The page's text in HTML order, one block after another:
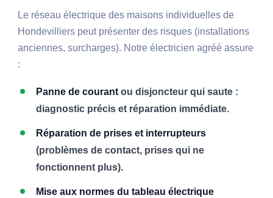
Le réseau électrique des maisons individuelles de
Hondevilliers peut présenter des risques (installations
anciennes, surcharges). Notre électricien agréé assure
:
Panne de courantou disjoncteur qui saute :
diagnostic précis et réparation immédiate.
Réparation de prises et interrupteurs
(problèmes de contact, prises qui ne
fonctionnent plus).
Mise aux normes du tableau électrique